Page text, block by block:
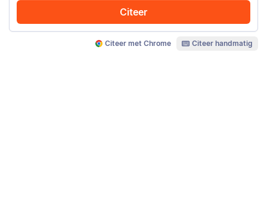
Citeer
Citeer met Chrome Citeer handmatig